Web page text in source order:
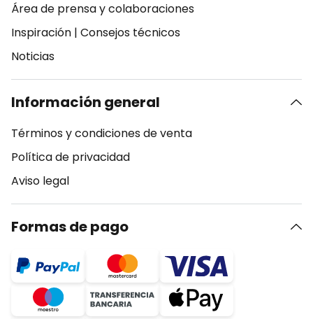
Área de prensa y colaboraciones
Inspiración | Consejos técnicos
Noticias
Información general
Términos y condiciones de venta
Política de privacidad
Aviso legal
Formas de pago